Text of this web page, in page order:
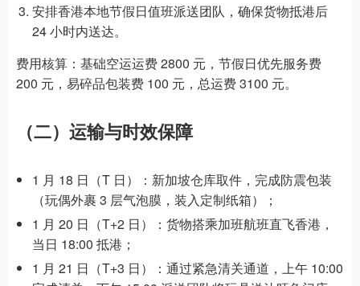
安排香港本地节假日值班派送团队，确保货物抵港后
24 小时内送达。
费用核算：基础空运运费 2800 元，节假日优先服务费
200 元，易碎品包装费 100 元，总运费 3100 元。
（二）运输与时效保障
1 月 18 日（T 日）：新加坡仓库取件，完成防震包装
（玩偶外裹 3 层气泡膜，装入定制纸箱）；
1 月 20 日（T+2 日）：货物搭乘加班航班直飞香港，
当日 18:00 抵港；
1 月 21 日（T+3 日）：通过紧急清关通道，上午 10:00